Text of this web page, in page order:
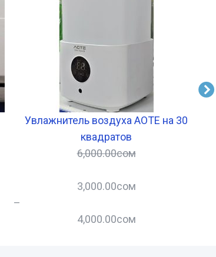
Увлажнитель воздуха AOTE на 30
квадратов
6,000.00сом
3,000.00сом
–
4,000.00сом